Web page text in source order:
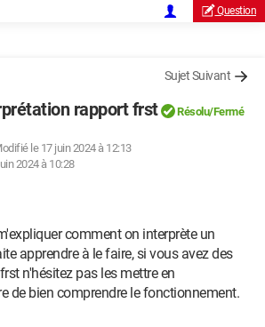
Question
Sujet Suivant
rapport frst Résolu/Fermé
le 17 juin 2024 à 12:13
2024 à 10:28
comment on interprète un
apprendre à le faire, si vous avez des
n'hésitez pas les mettre en
de bien comprendre le fonctionnement.